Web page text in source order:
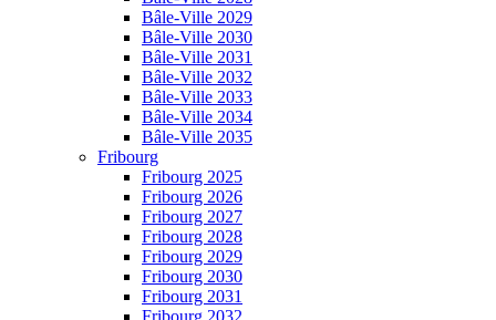
Bâle-Ville 2029
Bâle-Ville 2030
Bâle-Ville 2031
Bâle-Ville 2032
Bâle-Ville 2033
Bâle-Ville 2034
Bâle-Ville 2035
Fribourg
Fribourg 2025
Fribourg 2026
Fribourg 2027
Fribourg 2028
Fribourg 2029
Fribourg 2030
Fribourg 2031
Fribourg 2032